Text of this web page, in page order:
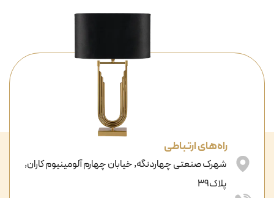
راه‌های ارتباطی
شهرک صنعتی چهاردنگه, خیابان چهارم آلومینیوم کاران,
پلاک39